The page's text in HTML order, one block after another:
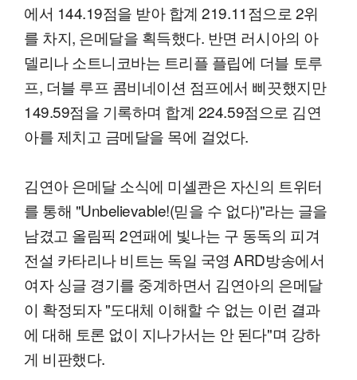
에서 144.19점을 받아 합계 219.11점으로 2위
를 차지, 은메달을 획득했다. 반면 러시아의 아
델리나 소트니코바는 트리플 플립에 더블 토루
프, 더블 루프 콤비네이션 점프에서 삐끗했지만
149.59점을 기록하며 합계 224.59점으로 김연
아를 제치고 금메달을 목에 걸었다.
김연아 은메달 소식에 미셸콴은 자신의 트위터
를 통해 "Unbelievable!(믿을 수 없다)"라는 글을
남겼고 올림픽 2연패에 빛나는 구 동독의 피겨
전설 카타리나 비트는 독일 국영 ARD방송에서
여자 싱글 경기를 중계하면서 김연아의 은메달
이 확정되자 "도대체 이해할 수 없는 이런 결과
에 대해 토론 없이 지나가서는 안 된다"며 강하
게 비판했다.